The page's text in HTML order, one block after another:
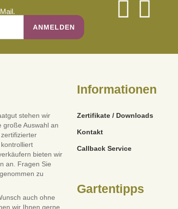
stehen wir
große Auswahl an
bieten wir
an. Fragen Sie
zu
auch ohne
wir Ihnen gerne
Informationen
Zertifikate / Downloads
Kontakt
Callback Service
Gartentipps